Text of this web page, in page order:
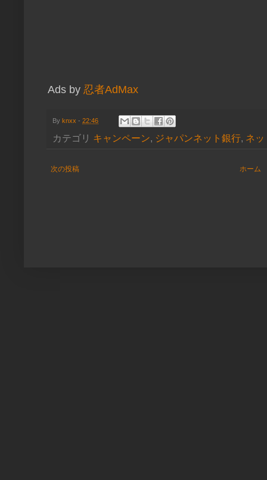
Ads by 忍者AdMax
By knxx - 22:46
カテゴリ キャンペーン, ジャパンネット銀行, ネッ
次の投稿 ホーム